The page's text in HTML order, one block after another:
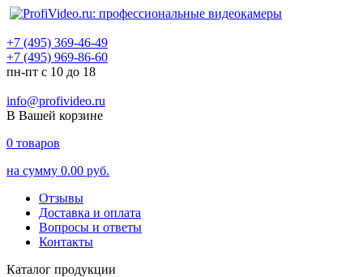
+7 (495) 369-46-49
+7 (495) 969-86-60
пн-пт с 10 до 18
info@profivideo.ru
В Вашей корзине
0 товаров
на сумму 0.00 руб.
Отзывы
Доставка и оплата
Вопросы и ответы
Контакты
Каталог продукции